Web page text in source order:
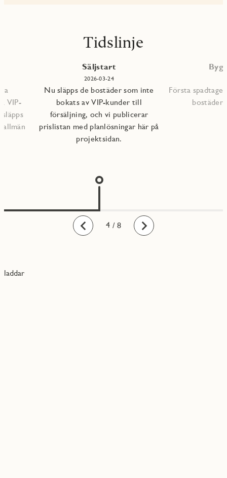
Tidslinje
Bakåt
VIP-
Säljstart
2026-03-24
Nu släpps de bostäder som inte
bokats av VIP-kunder till
försäljning, och vi publicerar
prislistan med planlösningar här på
projektsidan.
Första
Framåt
1
2
3
4
5
6
7
8 / 8
laddar